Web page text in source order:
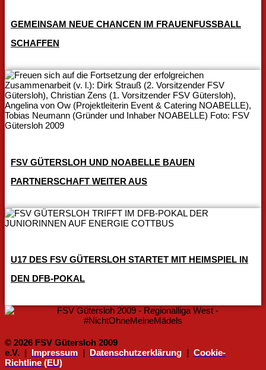
GEMEINSAM NEUE CHANCEN IM FRAUENFUSSBALL S
CHAFFEN
FSV GÜTERSLOH UND NOABELLE BAUEN
PARTNERSCHAFT WEITER AUS
U17 DES FSV GÜTERSLOH STARTET MIT HEIMSPIEL IN
DEN DFB-POKAL
© 2026 FSV Gütersloh 2009
e.V. | Impressum | Datenschutzerklärung | Cookie-
Richtline (EU)